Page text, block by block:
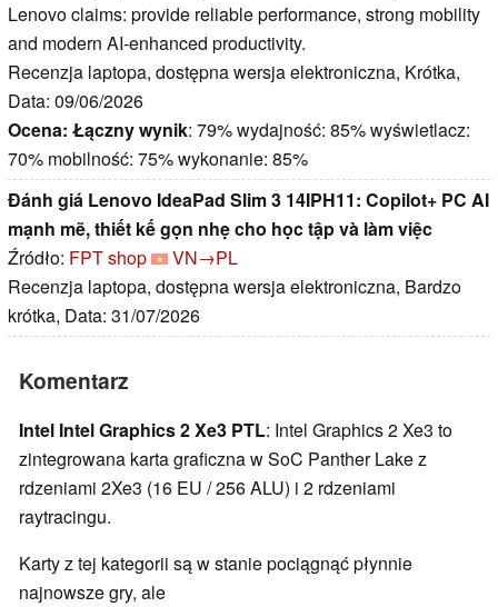
Lenovo claims: provide reliable performance, strong mobility
and modern AI-enhanced productivity.
Recenzja laptopa, dostępna wersja elektroniczna, Krótka,
Data: 09/06/2026
Ocena: Łączny wynik: 79% wydajność: 85% wyświetlacz:
70% mobilność: 75% wykonanie: 85%
Đánh giá Lenovo IdeaPad Slim 3 14IPH11: Copilot+ PC AI
mạnh mẽ, thiết kế gọn nhẹ cho học tập và làm việc
Źródło: FPT shop
VN→PL
Recenzja laptopa, dostępna wersja elektroniczna, Bardzo
krótka, Data: 31/07/2026
Komentarz
Intel Intel Graphics 2 Xe3 PTL: Intel Graphics 2 Xe3 to
zintegrowana karta graficzna w SoC Panther Lake z
rdzeniami 2Xe3 (16 EU / 256 ALU) i 2 rdzeniami
raytracingu.
Karty z tej kategorii są w stanie pociągnąć płynnie
najnowsze gry, ale